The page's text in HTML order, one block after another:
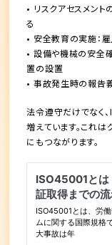
• リスクアセスメン
る
• 安全教育の実施：
• 設備や機械の安全
置の設置
• 事故発生時の報告
法令遵守だけでなく
増えています。これ
にもつながります。